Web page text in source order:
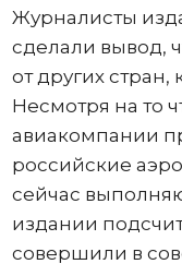
Журналисты
сделали вывод,
от других стран,
Несмотря на то
авиакомпании
российские
сейчас
издании
совершили в